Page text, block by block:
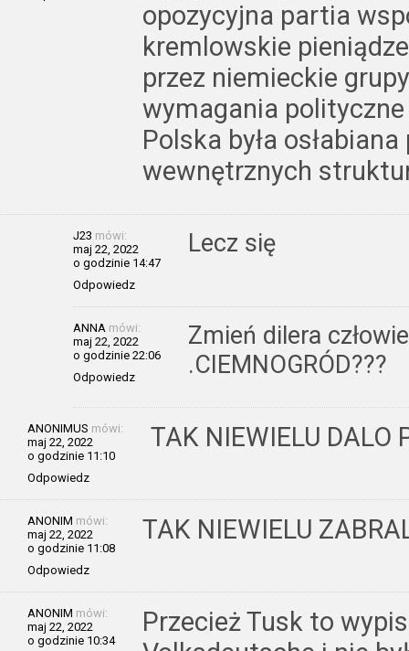
opozycyjna partia
kremlowskie
przez niemieckie
wymagania
Polska była
wewnętrznych
J23 mówi:
maj 22, 2022
o godzinie 14:47
Odpowiedz
Lecz się
ANNA mówi:
maj 22, 2022
o godzinie 22:06
Odpowiedz
Zmień dilera
.CIEMNOGRÓD???
ANONIMUS mówi:
maj 22, 2022
o godzinie 11:10
Odpowiedz
TAK NIEWIELU DALO
ANONIM mówi:
maj 22, 2022
o godzinie 11:08
Odpowiedz
TAK NIEWIELU
ANONIM mówi:
maj 22, 2022
o godzinie 10:34
Przecież Tusk to